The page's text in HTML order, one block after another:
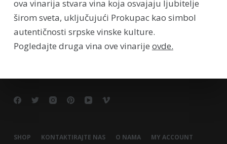
ova vinarija stvara vina koja osvajaju ljubitelje
širom sveta, uključujući Prokupac kao simbol
autentičnosti srpske vinske kulture.
Pogledajte druga vina ove vinarije ovde.
SHOP KONTAKTIRAJTE NAS O NAMA MY ACCOUNT